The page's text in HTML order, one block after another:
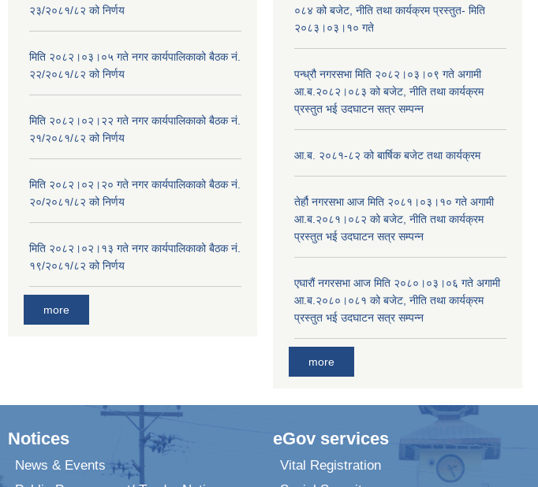
२३/२०८१/८२ को निर्णय
मिति २०८२।०३।०५ गते नगर कार्यपालिकाको बैठक नं.
२२/२०८१/८२ को निर्णय
मिति २०८२।०२।२२ गते नगर कार्यपालिकाको बैठक नं.
२१/२०८१/८२ को निर्णय
मिति २०८२।०२।२० गते नगर कार्यपालिकाको बैठक नं.
२०/२०८१/८२ को निर्णय
मिति २०८२।०२।१३ गते नगर कार्यपालिकाको बैठक नं.
१९/२०८१/८२ को निर्णय
more
०८४ को बजेट, नीति तथा कार्यक्रम प्रस्तुत- मिति
२०८३।०३।१० गते
पन्ध्रौ नगरसभा मिति २०८२।०३।०९ गते अगामी
आ.ब.२०८२।०८३ को बजेट, नीति तथा कार्यक्रम
प्रस्तुत भई उदघाटन सत्र सम्पन्न
आ.ब. २०८१-८२ को बार्षिक बजेट तथा कार्यक्रम
तेर्हौ नगरसभा आज मिति २०८१।०३।१० गते अगामी
आ.ब.२०८१।०८२ को बजेट, नीति तथा कार्यक्रम
प्रस्तुत भई उदघाटन सत्र सम्पन्न
एघारौं नगरसभा आज मिति २०८०।०३।०६ गते अगामी
आ.ब.२०८०।०८१ को बजेट, नीति तथा कार्यक्रम
प्रस्तुत भई उदघाटन सत्र सम्पन्न
more
Notices
News & Events
eGov services
Vital Registration